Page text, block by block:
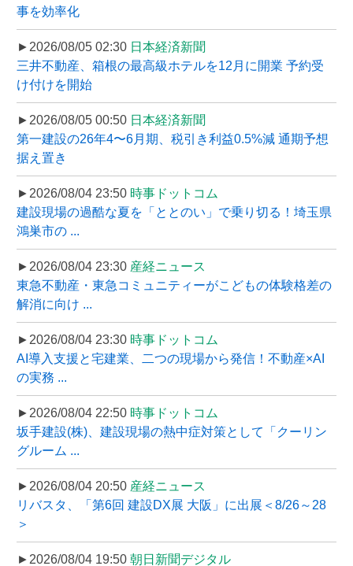
事を効率化
►2026/08/05 02:30 日本経済新聞
三井不動産、箱根の最高級ホテルを12月に開業 予約受
け付けを開始
►2026/08/05 00:50 日本経済新聞
第一建設の26年4〜6月期、税引き利益0.5%減 通期予想
据え置き
►2026/08/04 23:50 時事ドットコム
建設現場の過酷な夏を「ととのい」で乗り切る！埼玉県
鴻巣市の ...
►2026/08/04 23:30 産経ニュース
東急不動産・東急コミュニティーがこどもの体験格差の
解消に向け ...
►2026/08/04 23:30 時事ドットコム
AI導入支援と宅建業、二つの現場から発信！不動産×AI
の実務 ...
►2026/08/04 22:50 時事ドットコム
坂手建設(株)、建設現場の熱中症対策として「クーリン
グルーム ...
►2026/08/04 20:50 産経ニュース
リバスタ、「第6回 建設DX展 大阪」に出展＜8/26～28
＞
►2026/08/04 19:50 朝日新聞デジタル